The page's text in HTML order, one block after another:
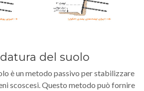
del suolo
è un metodo passivo per stabilizzare
scoscesi. Questo metodo può fornire